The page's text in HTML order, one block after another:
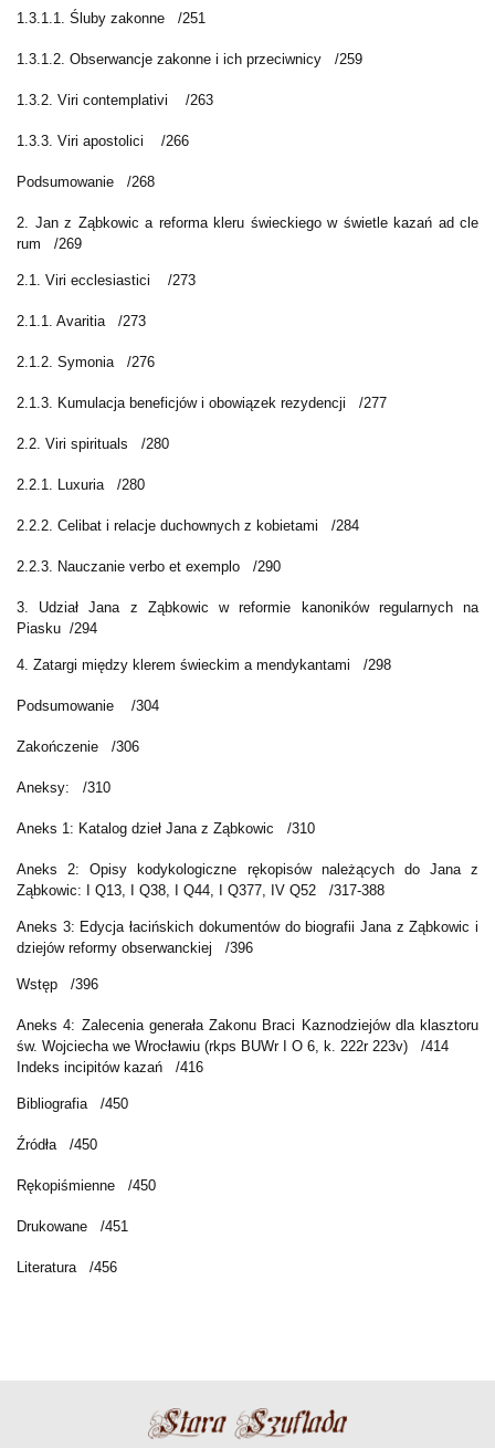
1.3.1.1. Śluby zakonne /251
1.3.1.2. Obserwancje zakonne i ich przeciwnicy /259
1.3.2. Viri contemplativi /263
1.3.3. Viri apostolici /266
Podsumowanie /268
2. Jan z Ząbkowic a reforma kleru świeckiego w świetle kazań ad cle
rum
/269
2.1. Viri ecclesiastici /273
2.1.1. Avaritia /273
2.1.2. Symonia /276
2.1.3. Kumulacja beneficjów i obowiązek rezydencji /277
2.2. Viri spirituals /280
2.2.1. Luxuria /280
2.2.2. Celibat i relacje duchownych z kobietami /284
2.2.3. Nauczanie verbo et exemplo /290
3. Udział Jana z Ząbkowic w reformie kanoników regularnych na
Piasku /294
4. Zatargi między klerem świeckim a mendykantami /298
Podsumowanie /304
Zakończenie /306
Aneksy: /310
Aneks 1: Katalog dzieł Jana z Ząbkowic /310
Aneks 2: Opisy kodykologiczne rękopisów należących do Jana z
Ząbkowic: I Q13, I Q38, I Q44, I Q377, IV Q52
/317-388
Aneks 3: Edycja łacińskich dokumentów do biografii Jana z Ząbkowic i
dziejów reformy obserwanckiej
/396
Wstęp /396
Aneks 4: Zalecenia generała Zakonu Braci Kaznodziejów dla klasztoru
św. Wojciecha we Wrocławiu (rkps BUWr I O 6, k. 222r 223v)
/414
Indeks incipitów kazań
/416
Bibliografia /450
Źródła /450
Rękopiśmienne /450
Drukowane /451
Literatura /456